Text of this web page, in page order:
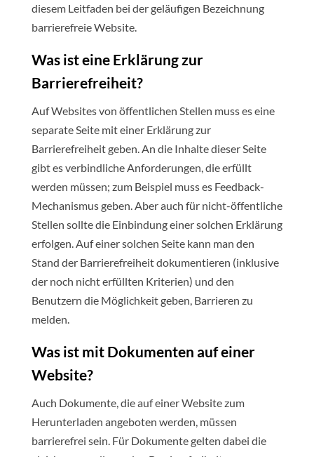
diesem Leitfaden bei der geläufigen Bezeichnung
barrierefreie Website.
Was ist eine Erklärung zur
Barrierefreiheit?
Auf Websites von öffentlichen Stellen muss es eine
separate Seite mit einer Erklärung zur
Barrierefreiheit geben. An die Inhalte dieser Seite
gibt es verbindliche Anforderungen, die erfüllt
werden müssen; zum Beispiel muss es Feedback-
Mechanismus geben. Aber auch für nicht-öffentliche
Stellen sollte die Einbindung einer solchen Erklärung
erfolgen. Auf einer solchen Seite kann man den
Stand der Barrierefreiheit dokumentieren (inklusive
der noch nicht erfüllten Kriterien) und den
Benutzern die Möglichkeit geben, Barrieren zu
melden.
Was ist mit Dokumenten auf einer
Website?
Auch Dokumente, die auf einer Website zum
Herunterladen angeboten werden, müssen
barrierefrei sein. Für Dokumente gelten dabei die